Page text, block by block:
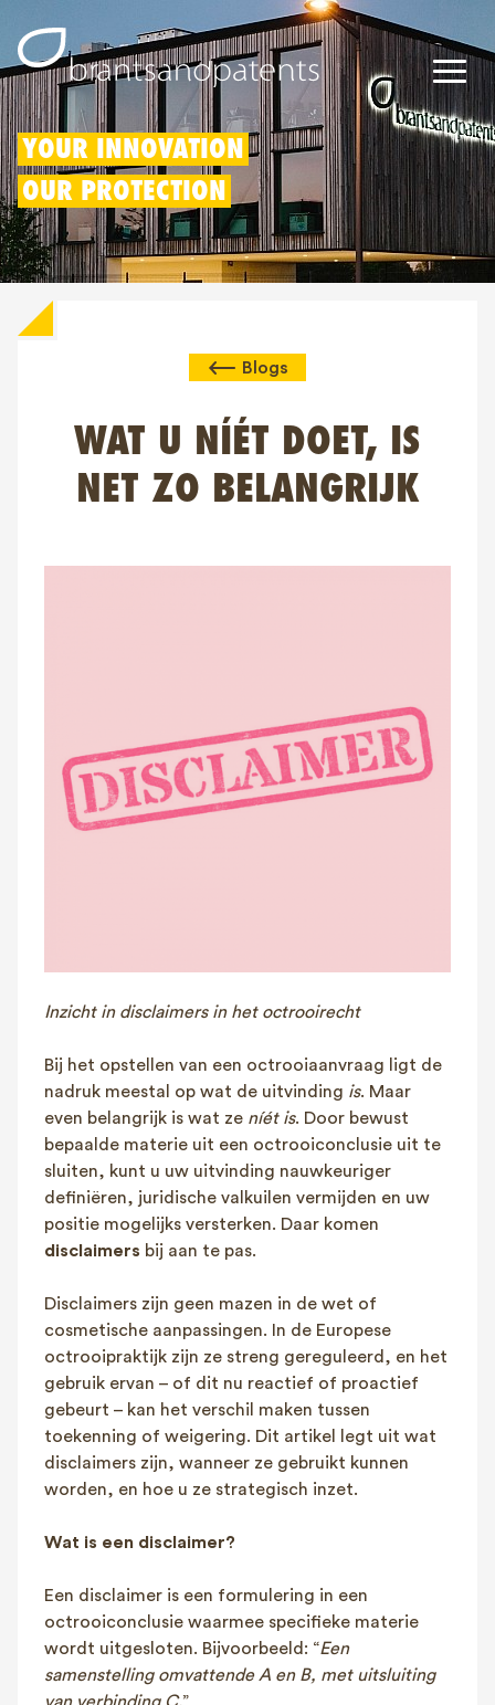
Octrooien
Merken
Modellen
Blogs
Jobs
YOUR INNOVATION
OUR PROTECTION
Blogs
WAT U NÍÉT DOET, IS
NET ZO BELANGRIJK
Inzicht in disclaimers in het octrooirecht
Bij het opstellen van een octrooiaanvraag ligt de
nadruk meestal op wat de uitvinding is. Maar
even belangrijk is wat ze níét is. Door bewust
bepaalde materie uit een octrooiconclusie uit te
sluiten, kunt u uw uitvinding nauwkeuriger
definiëren, juridische valkuilen vermijden en uw
positie mogelijks versterken. Daar komen
disclaimers bij aan te pas.
Disclaimers zijn geen mazen in de wet of
cosmetische aanpassingen. In de Europese
octrooipraktijk zijn ze streng gereguleerd, en het
gebruik ervan – of dit nu reactief of proactief
gebeurt – kan het verschil maken tussen
toekenning of weigering. Dit artikel legt uit wat
disclaimers zijn, wanneer ze gebruikt kunnen
worden, en hoe u ze strategisch inzet.
Wat is een disclaimer?
Een disclaimer is een formulering in een
octrooiconclusie waarmee specifieke materie
wordt uitgesloten. Bijvoorbeeld: “Een
samenstelling omvattende A en B, met uitsluiting
van verbinding C.”